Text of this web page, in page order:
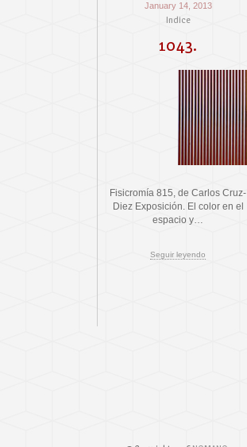
January 14, 2013
Indice
1043.
Fisicromía 815, de Carlos Cruz-
Diez Exposición. El color en el
espacio y…
Seguir leyendo